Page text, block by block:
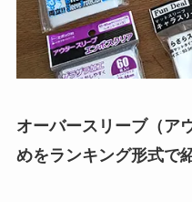
オーバースリーブ（ア
めをランキング形式で